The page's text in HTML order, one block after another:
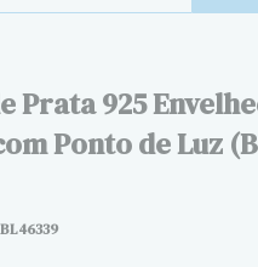
Prata 925
Ponto de Luz